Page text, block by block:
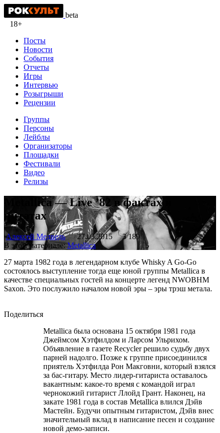
beta
18+
Посты
Новости
События
Отчеты
Игры
Интервью
Розыгрыши
Рецензии
Группы
Персоны
Лейблы
Организаторы
Площадки
Фестивали
Видео
Релизы
Metallica — Live ’82 в фактах и
цитатах
Алексей Медведь 27.03.2015
3 189
В этом материале:Metallica
27 марта 1982 года в легендарном клубе Whisky A Go-Go
состоялось выступление тогда еще юной группы Metallica в
качестве специальных гостей на концерте легенд NWOBHM
Saxon. Это послужило началом новой эры – эры трэш метала.
Поделиться
Metallica была основана 15 октября 1981 года
Джеймсом Хэтфилдом и Ларсом Ульрихом.
Объявление в газете Recycler решило судьбу двух
парней надолго. Позже к группе присоединился
приятель Хэтфилда Рон Макговни, который взялся
за бас-гитару. Место лидер-гитариста оставалось
вакантным: какое-то время с командой играл
чернокожий гитарист Ллойд Грант. Наконец, на
закате 1981 года в состав Metallica влился Дэйв
Мастейн. Будучи опытным гитаристом, Дэйв внес
значительный вклад в написание песен и создание
новой демо-записи.